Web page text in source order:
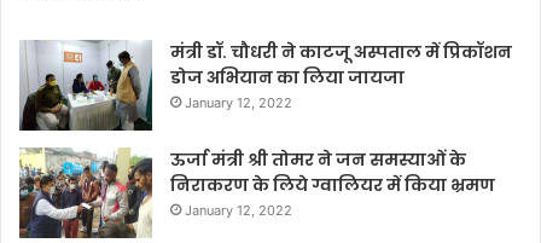
मंत्री डॉ. चौधरी ने काटजू अस्पताल में प्रिकॉशन
डोज अभियान का लिया जायजा
January 12, 2022
ऊर्जा मंत्री श्री तोमर ने जन समस्याओं के
निराकरण के लिये ग्वालियर में किया भ्रमण
January 12, 2022